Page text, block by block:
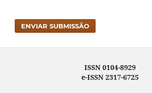
ENVIAR SUBMISSÃO
ISSN 0104-8929
e-ISSN 2317-6725